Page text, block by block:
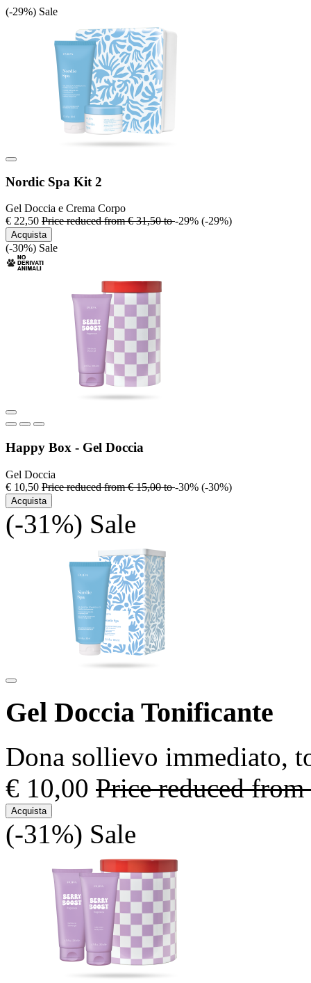
(-29%) Sale
Nordic Spa Kit 2
Gel Doccia e Crema Corpo
€ 22,50 Price reduced from€ 31,50to-29% (-29%)
Acquista
(-30%) Sale
Happy Box - Gel Doccia
Gel Doccia
€ 10,50 Price reduced from€ 15,00to-30% (-30%)
Acquista
(-31%) Sale
Gel Doccia Tonificante
Dona sollievo immediato,
€ 10,00 Price reduced from
Acquista
(-31%) Sale